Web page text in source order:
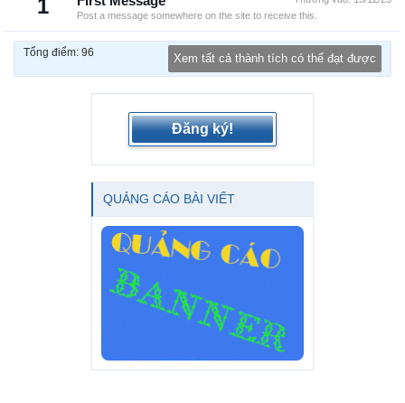
1 Post a message somewhere on the site to receive this.
Tổng điểm: 96 Xem tất cả thành tích có thể đạt được
Đăng ký!
QUẢNG CÁO BÀI VIẾT